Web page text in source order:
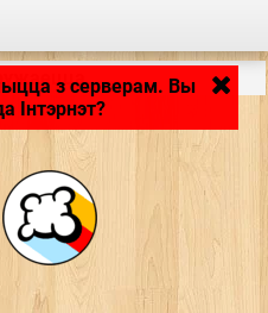
...